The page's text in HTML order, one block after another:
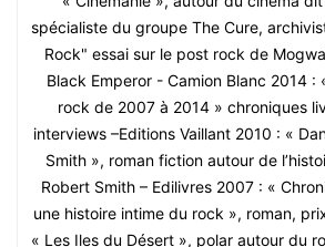
spécialiste du groupe The Cure,
Rock" essai sur le post rock de
Black Emperor - Camion Blanc 2014 :
rock de 2007 à 2014 » chroniques
interviews –Editions Vaillant 2010 : «
Smith », roman fiction autour de
Robert Smith – Edilivres 2007 : «
une histoire intime du rock », roman,
« Les Iles du Désert », polar autour du